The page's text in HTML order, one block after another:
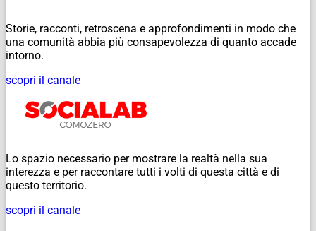
Storie, racconti, retroscena e approfondimenti in modo che
una comunità abbia più consapevolezza di quanto accade
intorno.
scopri il canale
Lo spazio necessario per mostrare la realtà nella sua
interezza e per raccontare tutti i volti di questa città e di
questo territorio.
scopri il canale